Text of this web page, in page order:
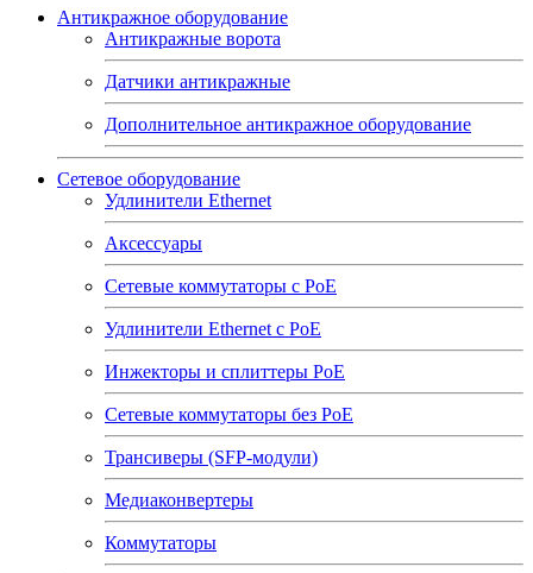
Антикражное оборудование
Антикражные ворота
Датчики антикражные
Дополнительное антикражное оборудование
Сетевое оборудование
Удлинители Ethernet
Аксессуары
Сетевые коммутаторы с РоЕ
Удлинители Ethernet с PoE
Инжекторы и сплиттеры РоЕ
Сетевые коммутаторы без РоЕ
Трансиверы (SFP-модули)
Медиаконвертеры
Коммутаторы